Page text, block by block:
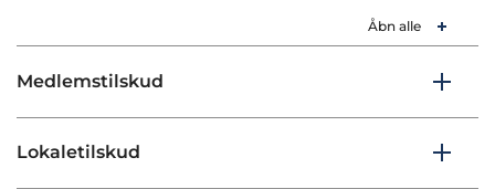
Åbn alle
Medlemstilskud
Lokaletilskud